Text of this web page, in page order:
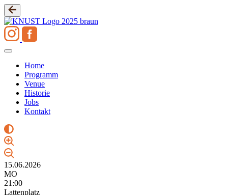
Zum
Inhalt
springen
Home
Programm
Venue
Historie
Jobs
Kontakt
15.06.2026
MO
21:00
Lattenplatz